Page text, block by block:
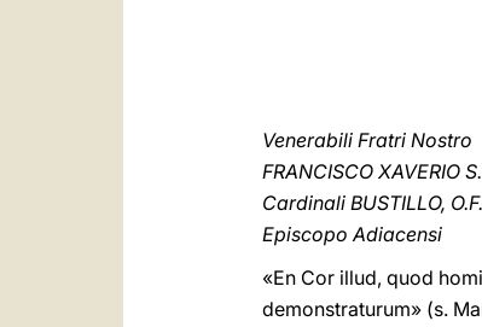
Venerabili Fratri Nostro
FRANCISCO XAVERIO
Cardinali BUSTILLO,
Episcopo Adiacensi
«En Cor illud, quod
demonstraturum» (s.